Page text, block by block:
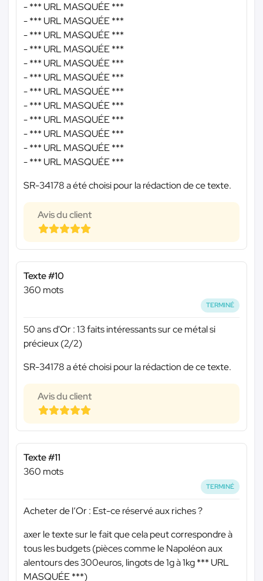
-*** URL MASQUÉE ***
-*** URL MASQUÉE ***
-*** URL MASQUÉE ***
-*** URL MASQUÉE ***
-*** URL MASQUÉE ***
-*** URL MASQUÉE ***
-*** URL MASQUÉE ***
-*** URL MASQUÉE ***
-*** URL MASQUÉE ***
-*** URL MASQUÉE ***
-*** URL MASQUÉE ***
-*** URL MASQUÉE ***
SR-34178 a été choisi pour la rédaction de ce texte.
Avis du client
Texte #10
360 mots
TERMINÉ
50 ans d'Or : 13 faits intéressants sur ce métal si
précieux (2/2)
SR-34178 a été choisi pour la rédaction de ce texte.
Avis du client
Texte #11
360 mots
TERMINÉ
Acheter de l’Or : Est-ce réservé aux riches ?
axer le texte sur le fait que cela peut correspondre à
tous les budgets (pièces comme le Napoléon aux
alentours des 300euros, lingots de 1g à 1kg*** URL
MASQUÉE ***)